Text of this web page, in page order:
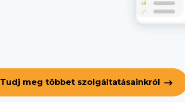
Tudj meg többet szolgáltatásainkról